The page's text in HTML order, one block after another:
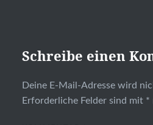
Schreibe einen
Deine E-Mail-Adresse wird
Erforderliche Felder sind mit *